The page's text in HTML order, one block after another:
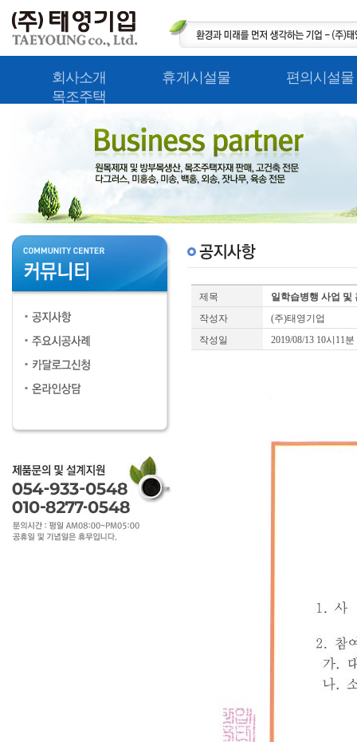
회사소개 휴게시설물
편의시설물
목조주택
제목
일학습병행 사업 및
작성자
(주)태영기업
작성일
2019/08/13 10시11분